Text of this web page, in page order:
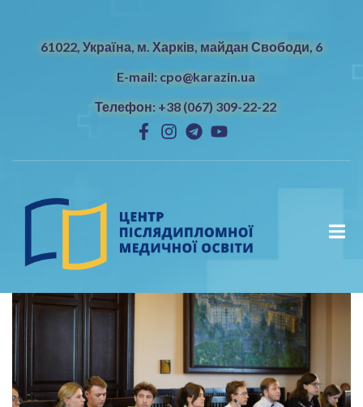
61022, Україна, м. Харків, майдан Свободи, 6
E-mail: cpo@karazin.ua
Телефон: +38 (067) 309-22-22